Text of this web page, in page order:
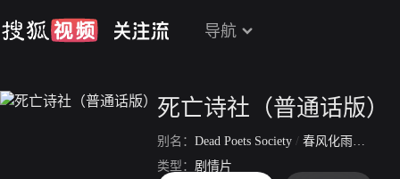
导航
死亡诗社（普通话版）
别名： Dead Poets Society / 春风化雨 /壮志
类型： 剧情片